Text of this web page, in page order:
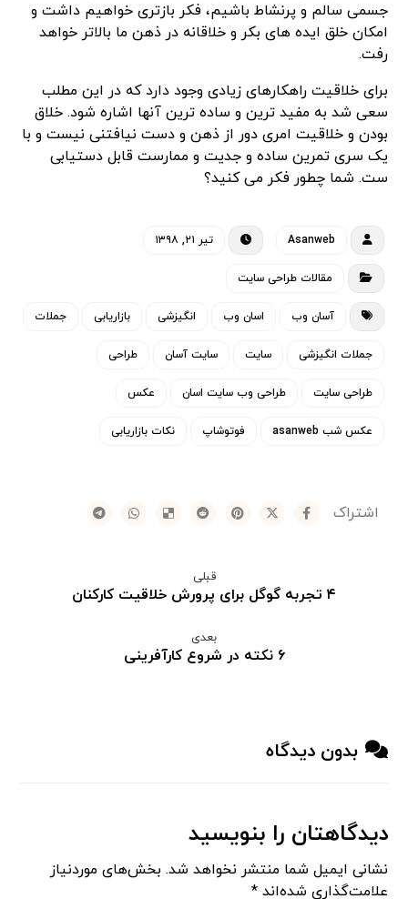
جسمی سالم و پرنشاط باشیم، فکر بازتری خواهیم داشت و
امکان خلق ایده های بکر و خلاقانه در ذهن ما بالاتر خواهد
رفت.
برای خلاقیت راهکارهای زیادی وجود دارد که در این مطلب
سعی شد به مفید ترین و ساده ترین آنها اشاره شود. خلاق
بودن و خلاقیت امری دور از ذهن و دست نیافتنی نیست و با
یک سری تمرین ساده و جدیت و ممارست قابل دستیابی
ست. شما چطور فکر می کنید؟
Asanweb تیر ۲۱, ۱۳۹۸
مقالات طراحی سایت
آسان وب اسان وب انگیزشی بازاریابی جملات
جملات انگیزشی سایت سایت آسان طراحی
طراحی سایت طراحی وب سایت اسان عکس
عکس شب asanweb فوتوشاپ نکات بازاریابی
قبلی
۴ تجربه گوگل برای پرورش خلاقیت کارکنان
بعدی
۶ نکته در شروع کارآفرینی
بدون دیدگاه
دیدگاهتان را بنویسید
نشانی ایمیل شما منتشر نخواهد شد. بخش‌های موردنیاز
علامت‌گذاری شده‌اند*